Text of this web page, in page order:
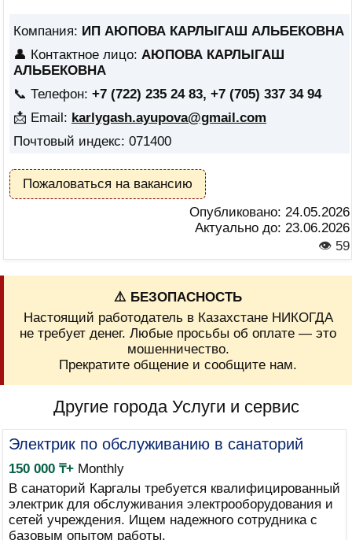
Компания: ИП АЮПОВА КАРЛЫГАШ АЛЬБЕКОВНА
👤 Контактное лицо: АЮПОВА КАРЛЫГАШ
АЛЬБЕКОВНА
📞 Телефон: +7 (722) 235 24 83, +7 (705) 337 34 94
📩 Email: karlygash.ayupova@gmail.com
Почтовый индекс: 071400
Пожаловаться на вакансию
Опубликовано: 24.05.2026
Актуально до: 23.06.2026
👁 59
⚠️ БЕЗОПАСНОСТЬ
Настоящий работодатель в Казахстане НИКОГДА
не требует денег. Любые просьбы об оплате — это
мошенничество.
Прекратите общение и сообщите нам.
Другие города Услуги и сервис
Электрик по обслуживанию в санаторий
150 000 ₸+Monthly
В санаторий Каргалы требуется квалифицированный
электрик для обслуживания электрооборудования и
сетей учреждения. Ищем надежного сотрудника с
базовым опытом работы.